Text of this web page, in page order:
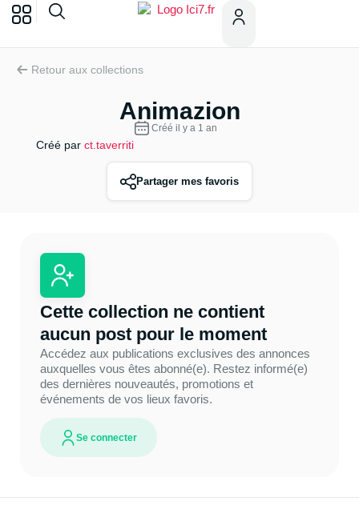
Retour aux collections
Créé il y a 1 an
Animazion
Créé par ct.taverriti
Partager mes favoris
Cette collection ne contient
aucun post pour le moment
Accédez aux publications exclusives des annonces
auxquelles vous êtes abonné(e). Restez informé(e)
des dernières nouveautés, promotions et
événements de vos lieux favoris.
Se connecter